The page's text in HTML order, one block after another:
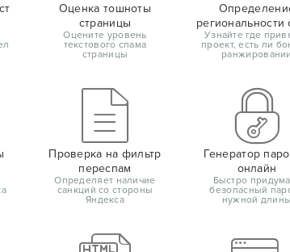
Оценка тошноты
страницы
Оцените уровень
текстового спама
страницы
региональности
Узнайте где
проект, есть ли
ранжировании
Проверка на фильтр
переспам
Определяет наличие
санкций со стороны
Яндекса
Генератор
онлайн
Быстро
безопасный
нужной длины